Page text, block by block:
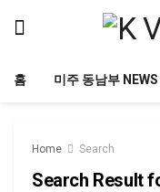
홈 미주 동남부 NEWS
Home Search
Search Result